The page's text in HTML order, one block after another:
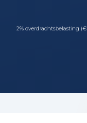
2% overdrachtsbelasting (€